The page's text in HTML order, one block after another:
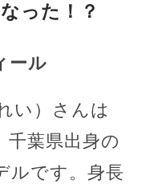
った！？
ール
い）さんは
千葉県出身の
ルです。身長